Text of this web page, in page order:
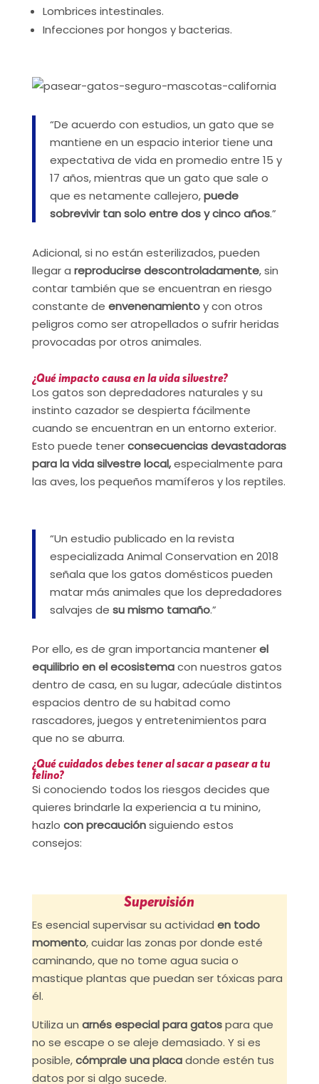
Lombrices intestinales.
Infecciones por hongos y bacterias.
“De acuerdo con estudios, un gato que se
mantiene en un espacio interior tiene una
expectativa de vida en promedio entre 15 y
17 años, mientras que un gato que sale o
que es netamente callejero,puede
sobrevivir tan solo entre dos y cinco años.”
Adicional, si no están esterilizados, pueden
llegar a reproducirse descontroladamente, sin
contar también que se encuentran en riesgo
constante de envenenamientoy con otros
peligros como ser atropellados o sufrir heridas
provocadas por otros animales.
¿Qué impacto causa en la vida silvestre?
Los gatos son depredadores naturales y su
instinto cazador se despierta fácilmente
cuando se encuentran en un entorno exterior.
Esto puede tenerconsecuencias devastadoras
para la vida silvestre local,especialmente para
las aves, los pequeños mamíferos y los reptiles.
“Un estudio publicado en la revista
especializada Animal Conservation en 2018
señala que los gatos domésticos pueden
matar más animales que los depredadores
salvajes de su mismo tamaño.”
Por ello, es de gran importancia mantenerel
equilibrio en el ecosistemacon nuestros gatos
dentro de casa, en su lugar, adecúale distintos
espacios dentro de su habitad como
rascadores, juegos y entretenimientos para
que no se aburra.
¿Qué cuidados debes tener al sacar a pasear a tu
felino?
Si conociendo todos los riesgos decides que
quieres brindarle la experiencia a tu minino,
hazlo con precauciónsiguiendo estos
consejos:
Supervisión
Es esencial supervisar su actividad en todo
momento, cuidar las zonas por donde esté
caminando, que no tome agua sucia o
mastique plantas que puedan ser tóxicas para
él.
Utiliza un arnés especial para gatospara que
no se escape o se aleje demasiado. Y si es
posible,cómprale una placadonde estén tus
datos por si algo sucede.